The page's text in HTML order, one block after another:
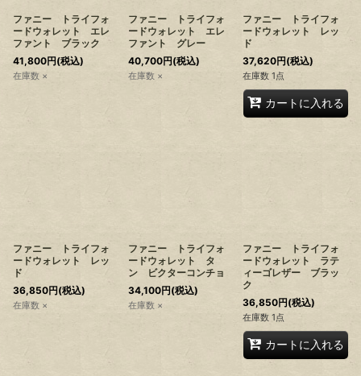
ファニー トライフォ
ードウォレット エレ
ファント ブラック
41,800円(税込)
在庫数 ×
ファニー トライフォ
ードウォレット エレ
ファント グレー
40,700円(税込)
在庫数 ×
ファニー トライフォ
ードウォレット レッ
ド
37,620円(税込)
在庫数 1点
カートに入れる
ファニー トライフォ
ードウォレット レッ
ド
36,850円(税込)
在庫数 ×
ファニー トライフォ
ードウォレット タ
ン ビクターコンチョ
34,100円(税込)
在庫数 ×
ファニー トライフォ
ードウォレット ラテ
ィーゴレザー ブラッ
ク
36,850円(税込)
在庫数 1点
カートに入れる